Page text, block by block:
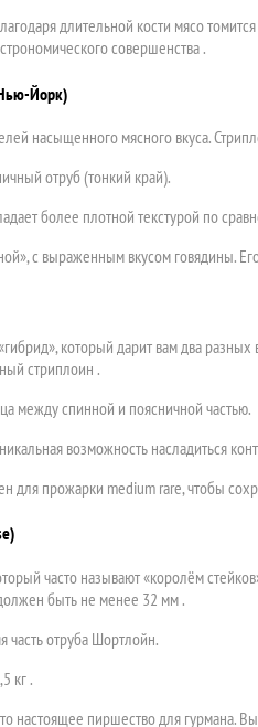
длительной кости мясо
совершенства .
Йорк)
насыщенного мясного вкуса.
отруб (тонкий край).
более плотной текстурой по
с выраженным вкусом говядины.
который дарит вам два
стриплоин .
между спинной и поясничной частью.
возможность насладиться
для прожарки medium rare, чтобы
часто называют «королём
быть не менее 32 мм .
часть отруба Шортлойн.
кг .
настоящее пиршество для